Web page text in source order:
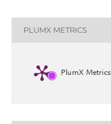
PLUMX METRICS
PlumX Metrics